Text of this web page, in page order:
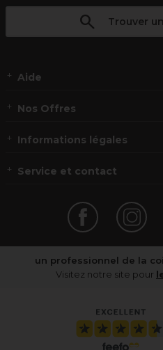
Trouver
Aide
Nos Offres
Informations légales
Service et contact
un professionnel de la
Visitez notre site pour